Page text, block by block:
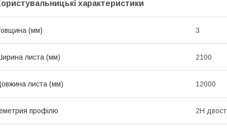
характеристики
(мм) 3
листа (мм) 2100
листа (мм) 12000
профілю 2Н